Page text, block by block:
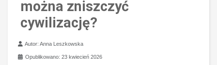
można zniszczyć
cywilizację?
Szczegóły
Autor:Anna Leszkowska
Opublikowano: 23 kwiecień 2026